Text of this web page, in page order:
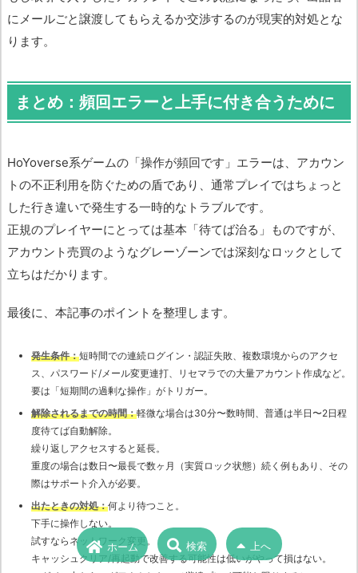
にメールごと譲渡してもらえるか交渉するのが現実的対処とな
ります。
まとめ：頻回エラーと上手に付き合うために
HoYoverse系ゲームの「操作が頻回です」エラーは、アカウン
トの不正利用を防ぐための盾であり、通常プレイではちょっと
した行き違いで発生する一時的なトラブルです。
正規のプレイヤーにとっては基本「待てば治る」ものですが、
アカウント売買のようなグレーゾーンでは深刻なロックとして
立ちはだかります。
最後に、本記事のポイントを整理します。
発生条件：短時間での連続ログイン・認証失敗、複数環境からのアクセ
ス、パスワード/メール変更連打、リセマラでの大量アカウント作成など。
要は「短期間の過剰な操作」がトリガー。
解除されるまでの時間：軽微な場合は30分〜数時間、普通は半日〜2日程
度待てば自動解除。
繰り返しアクセスすると延長。
重度の場合は数日〜最長で数ヶ月（実質ロック状態）続く例もあり、その
際はサポート介入が必要。
出たときの対処：何より待つこと。
下手に操作しない。
試すならネットワーク変更。
キャッシュクリア/再起動で改善する可能性は低いがやって損はない。
ホーム 検索 上へ